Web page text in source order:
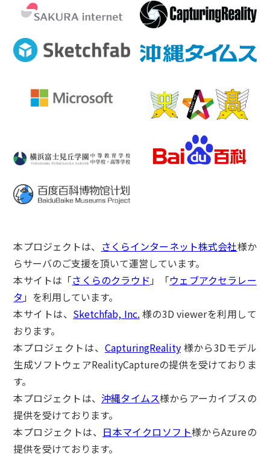
本プロジェクトは、 さくらインターネット株式会社様か
らサーバのご支援を頂いて運営しています。
本サイトは「さくらのクラウド 」「ウェブアクセラレー
タ 」を利用しています。
本サイトは、 Sketchfab, Inc. 様の3D viewerを利用して
おります。
本プロジェクトは、 CapturingReality様から3Dモデル
生成ソフトウェアRealityCaptureの提供を受けておりま
す。
本プロジェクトは、 沖縄タイムス様からアーカイブスの
提供を受けております。
本プロジェクトは、 日本マイクロソフト様からAzureの
提供を受けております。